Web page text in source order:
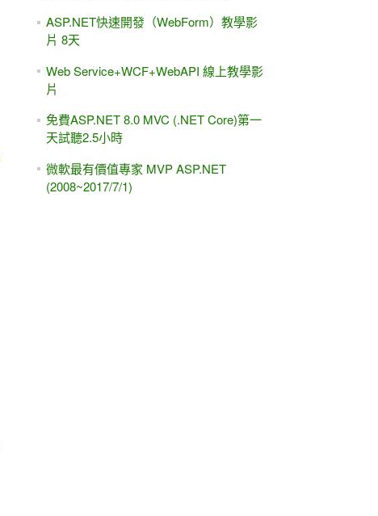
ASP.NET快速開發（WebForm）教學影
片 8天
Web Service+WCF+WebAPI 線上教學影
片
免費ASP.NET 8.0 MVC (.NET Core)第一
天試聽2.5小時
微軟最有價值專家 MVP ASP.NET
(2008~2017/7/1)